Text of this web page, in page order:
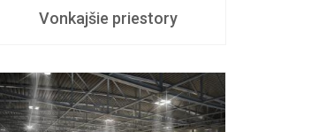
Vonkajšie priestory